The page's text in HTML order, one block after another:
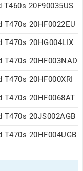
T460s 20F90035US
T470s 20HF0022EU
T470s 20HG004LIX
T470s 20HF003NAD
T470s 20HF000XRI
T470s 20HF0068AT
T470s 20JS002AGB
T470s 20HF004UGB